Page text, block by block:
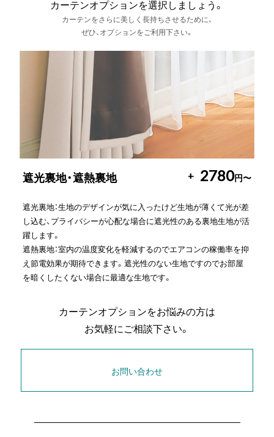
カーテンオプションを選択しましょう。
カーテンをさらに美しく長持ちさせるために、
ぜひ、オプションをご利用下さい。
遮光裏地・遮熱裏地 + 2780円〜
遮光裏地：生地のデザインが気に入ったけど生地が薄くて光が差
し込む、プライバシーが心配な場合に遮光性のある裏地生地が活
躍します。
遮熱裏地：室内の温度変化を軽減するのでエアコンの稼働率を抑
え節電効果が期待できます。遮光性のない生地ですのでお部屋
を暗くしたくない場合に最適な生地です。
カーテンオプションをお悩みの方は
お気軽にご相談下さい。
お問い合わせ